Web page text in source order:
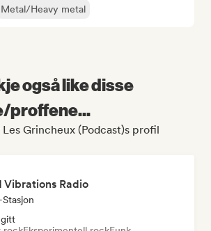
Metal/Heavy metal
også like disse
proffene...
Grincheux (Podcast)s profil
Vibrations Radio
Stasjon
gitt